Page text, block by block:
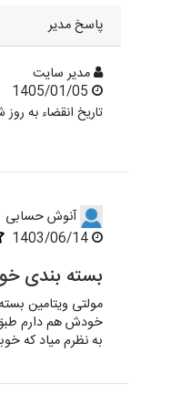
پاسخ مدیر
مدیر سایت
تاریخ انقضاء به روز
آنوش حسابی
بسته بندی
مولتی ویتامین
خودش هم دارم طبق
به نظرم میاد که